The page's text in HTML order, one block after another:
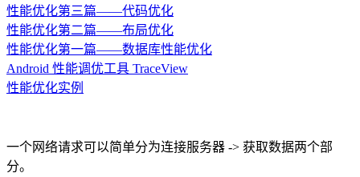
性能优化第三篇——代码优化
性能优化第二篇——布局优化
性能优化第一篇——数据库性能优化
Android 性能调优工具 TraceView
性能优化实例
一个网络请求可以简单分为连接服务器 -> 获取数据两个部
分。